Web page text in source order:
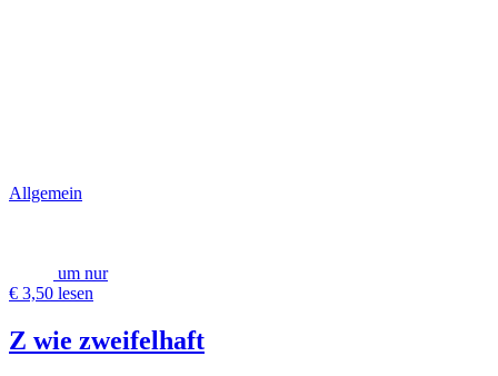
Allgemein
um nur
€ 3,50 lesen
Z wie zweifelhaft